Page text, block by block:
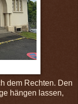
dem Rechten. Den
hängen lassen,